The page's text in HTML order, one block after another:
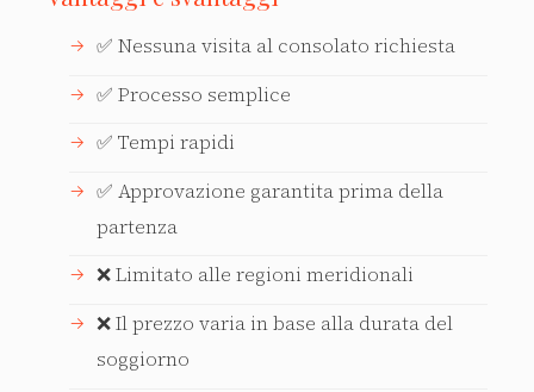
✅ Nessuna visita al consolato richiesta
✅ Processo semplice
✅ Tempi rapidi
✅ Approvazione garantita prima della
partenza
❌ Limitato alle regioni meridionali
❌ Il prezzo varia in base alla durata del
soggiorno